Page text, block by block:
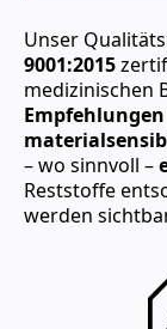
Unser
9001:2015
medizinischen
Empfehlungen
– wo sinnvoll –
Reststoffe
werden